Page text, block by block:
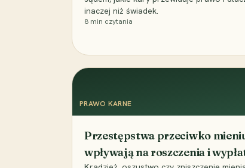
inaczej niż świadek.
8 min czytania
PRAWO KARNE
Przestępstwa przeciwko
wpływają na roszczenia i